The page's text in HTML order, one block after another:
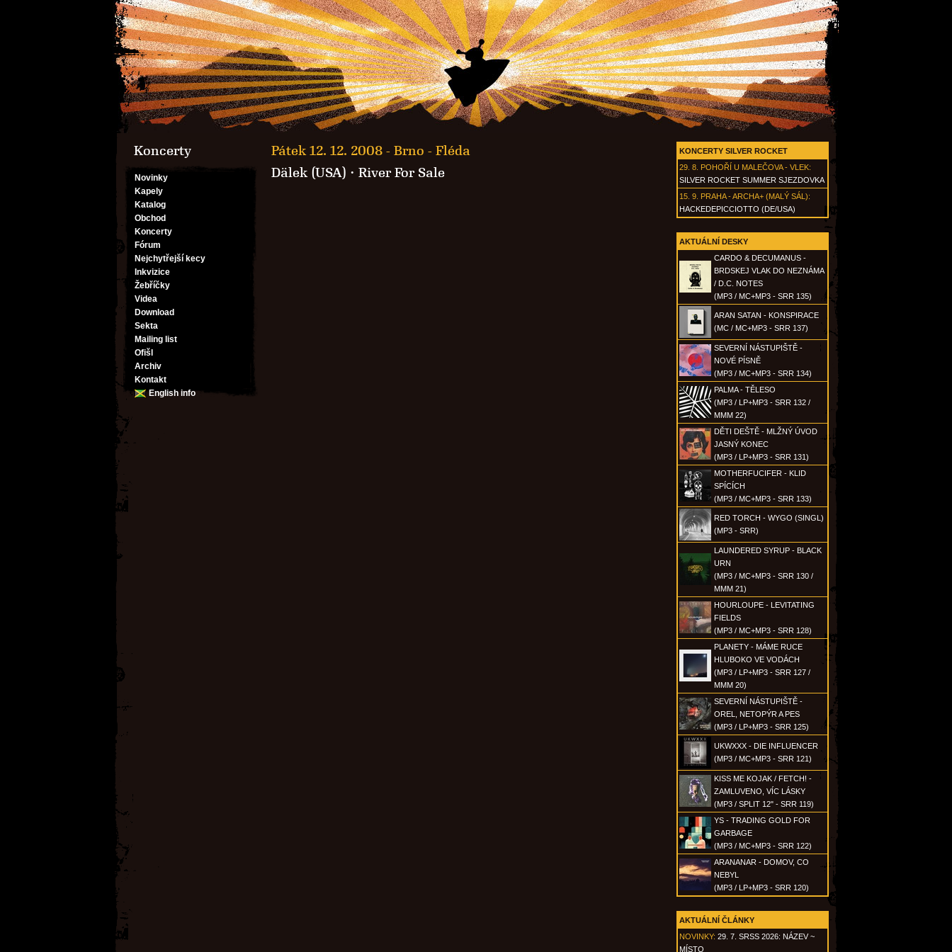
Koncerty
Novinky
Kapely
Katalog
Obchod
Koncerty
Fórum
Nejchytřejší kecy
Inkvizice
Žebříčky
Videa
Download
Sekta
Mailing list
Ofišl
Archiv
Kontakt
English info
KONCERTY SILVER ROCKET
29. 8. POHOŘÍ U MALEČOVA - VLEK:
SILVER ROCKET SUMMER SJEZDOVKA
15. 9. PRAHA - ARCHA+ (MALÝ SÁL):
HACKEDEPICCIOTTO (DE/USA)
AKTUÁLNÍ DESKY
CARDO & DECUMANUS -
BRDSKEJ VLAK DO NEZNÁMA
/ D.C. NOTES
(MP3 / MC+MP3 - SRR 135)
ARAN SATAN - KONSPIRACE
(MC / MC+MP3 - SRR 137)
SEVERNÍ NÁSTUPIŠTĚ -
NOVÉ PÍSNĚ
(MP3 / MC+MP3 - SRR 134)
PALMA - TĚLESO
(MP3 / LP+MP3 - SRR 132 /
MMM 22)
DĚTI DEŠTĚ - MLŽNÝ ÚVOD
JASNÝ KONEC
(MP3 / LP+MP3 - SRR 131)
MOTHERFUCIFER - KLID
SPÍCÍCH
(MP3 / MC+MP3 - SRR 133)
RED TORCH - WYGO (SINGL)
(MP3 - SRR)
LAUNDERED SYRUP - BLACK
URN
(MP3 / MC+MP3 - SRR 130 /
MMM 21)
HOURLOUPE - LEVITATING
FIELDS
(MP3 / MC+MP3 - SRR 128)
PLANETY - MÁME RUCE
HLUBOKO VE VODÁCH
(MP3 / LP+MP3 - SRR 127 /
MMM 20)
SEVERNÍ NÁSTUPIŠTĚ -
OREL, NETOPÝR A PES
(MP3 / LP+MP3 - SRR 125)
UKWXXX - DIE INFLUENCER
(MP3 / MC+MP3 - SRR 121)
KISS ME KOJAK / FETCH! -
ZAMLUVENO, VÍC LÁSKY
(MP3 / SPLIT 12" - SRR 119)
YS - TRADING GOLD FOR
GARBAGE
(MP3 / MC+MP3 - SRR 122)
ARANANAR - DOMOV, CO
NEBYL
(MP3 / LP+MP3 - SRR 120)
AKTUÁLNÍ ČLÁNKY
NOVINKY: 29. 7. SRSS 2026: NÁZEV ~
MÍSTO
Pátek 12. 12. 2008 - Brno - Fléda
Dälek (USA) · River For Sale